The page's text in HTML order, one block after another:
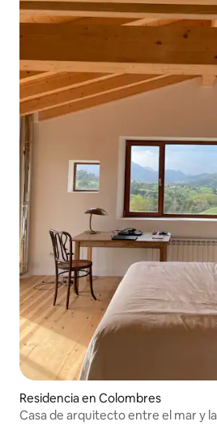
Residencia en Colombres
Casa de arquitecto entre el mar y